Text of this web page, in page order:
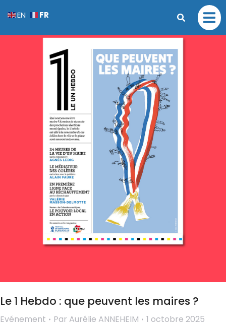
Le 1 Hebdo : que peuvent les maires ?
Evénement Par Aurélie ANNEHEIM
1 octobre 2025
EN FR